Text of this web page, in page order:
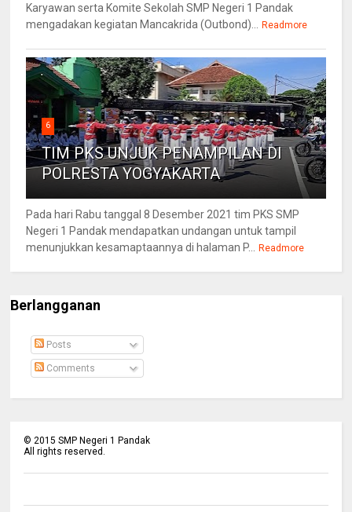
Karyawan serta Komite Sekolah SMP Negeri 1 Pandak
mengadakan kegiatan Mancakrida (Outbond)...
Readmore
6
TIM PKS UNJUK PENAMPILAN DI
POLRESTA YOGYAKARTA
Pada hari Rabu tanggal 8 Desember 2021 tim PKS SMP
Negeri 1 Pandak mendapatkan undangan untuk tampil
menunjukkan kesamaptaannya di halaman P...
Readmore
Berlangganan
Posts
Comments
© 2015 SMP Negeri 1 Pandak
All rights reserved.